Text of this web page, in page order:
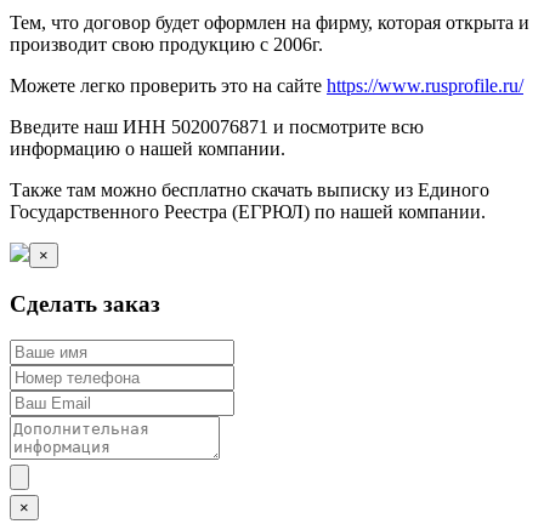
Тем, что договор будет оформлен на фирму, которая открыта и
производит свою продукцию с 2006г.
Можете легко проверить это на сайте https://www.rusprofile.ru/
Введите наш ИНН 5020076871 и посмотрите всю
информацию о нашей компании.
Также там можно бесплатно скачать выписку из Единого
Государственного Реестра (ЕГРЮЛ) по нашей компании.
×
Сделать заказ
×